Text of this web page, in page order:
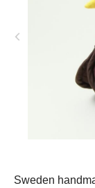
Sweden
下記の期間につき
ただけますが、ご
かけ致しますが、